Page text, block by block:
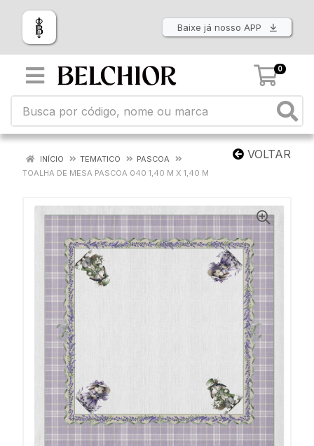
Baixe já nosso APP
0
VOLTAR
INÍCIO TEMATICO
PASCOA
TOALHA DE MESA PASCOA 040 1,40 M X 1,40 M